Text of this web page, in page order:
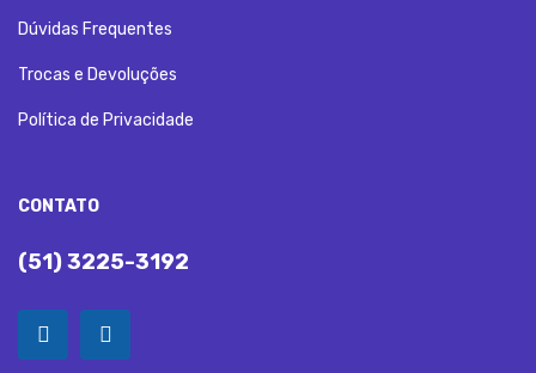
Dúvidas Frequentes
Trocas e Devoluções
Política de Privacidade
CONTATO
(51) 3225-3192